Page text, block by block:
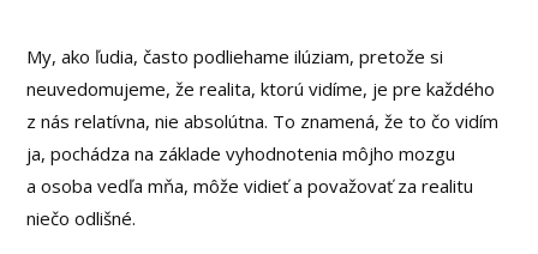
My, ako ľudia, často podliehame ilúziam, pretože si
neuvedomujeme, že realita, ktorú vidíme, je pre každého
z nás relatívna, nie absolútna. To znamená, že to čo vidím
ja, pochádza na základe vyhodnotenia môjho mozgu
a osoba vedľa mňa, môže vidieť a považovať za realitu
niečo odlišné.